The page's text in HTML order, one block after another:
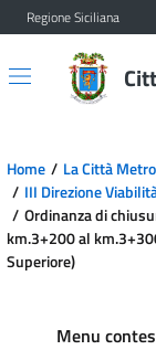
Vai al contenuto
Vai al menu
Regione Siciliana
Home La Città
III Direzione
Ordinanza di
km.3+200 al
Superiore)
Menu